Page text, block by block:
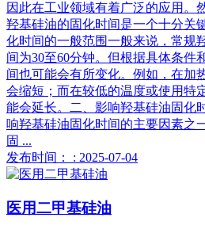
因此在工业领域有着广泛的应用。
羟基硅油的固化时间是一个十分关
化时间的一般范围一般来说，常规
间为30至60分钟。但根据具体条件
间也可能会有所变化。例如，在加
会缩短；而在较低的温度或使用特
能会延长。二、影响羟基硅油固化
响羟基硅油固化时间的主要因素之
固 ...
发布时间： : 2025-07-04
医用二甲基硅油